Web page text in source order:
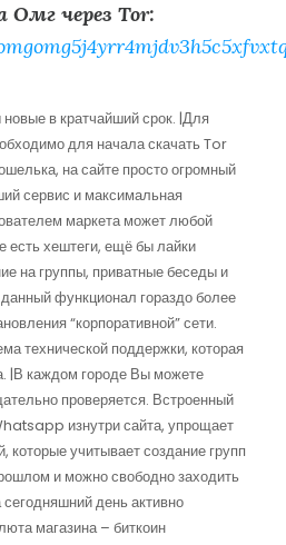
Омг через Tor:
в кратчайший срок. |Для
для начала скачать Tor
на сайте просто огромный
сервис и максимальная
маркета может любой
хештеги, ещё бы лайки
на группы, приватные беседы и
функционал гораздо более
“корпоративной” сети.
технической поддержки, которая
|В каждом городе Вы можете
проверяется. Встроенный
изнутри сайта, упрощает
учитывает создание групп
и можно свободно заходить
день активно
магазина – биткоин